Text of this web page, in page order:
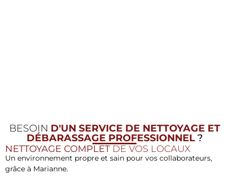
BESOIN D'UN SERVICE DE NETTOYAGE ET
DÉBARASSAGE PROFESSIONNEL?
NETTOYAGE COMPLET DE VOS LOCAUX
Un environnement propre et sain pour vos collaborateurs,
grâce à Marianne.